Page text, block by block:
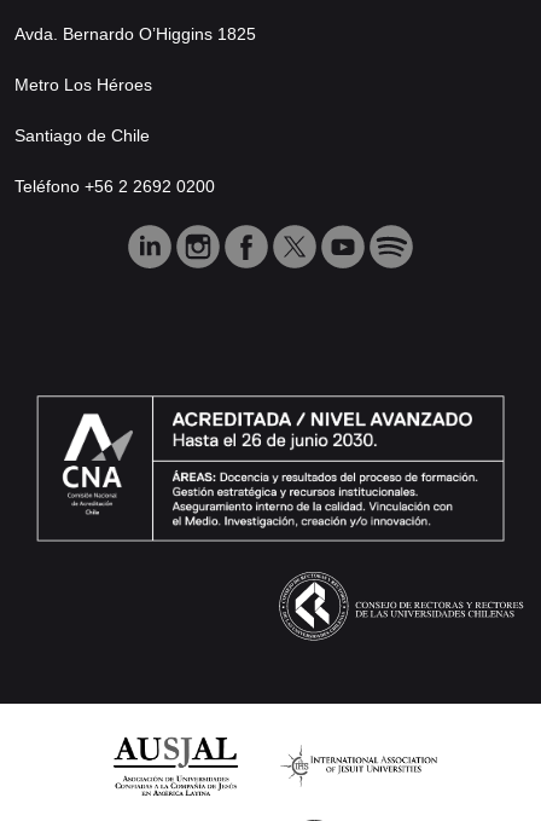
Avda. Bernardo O’Higgins 1825
Metro Los Héroes
Santiago de Chile
Teléfono +56 2 2692 0200